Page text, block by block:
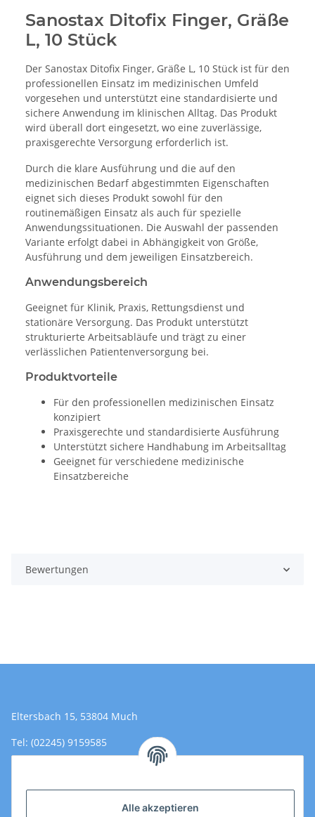
Alle akzeptieren
Sanostax Ditofix Finger, Gräße
L, 10 Stück
Der Sanostax Ditofix Finger, Gräße L, 10 Stück ist für den
professionellen Einsatz im medizinischen Umfeld
vorgesehen und unterstützt eine standardisierte und
sichere Anwendung im klinischen Alltag. Das Produkt
wird überall dort eingesetzt, wo eine zuverlässige,
praxisgerechte Versorgung erforderlich ist.
Durch die klare Ausführung und die auf den
medizinischen Bedarf abgestimmten Eigenschaften
eignet sich dieses Produkt sowohl für den
routinemäßigen Einsatz als auch für spezielle
Anwendungssituationen. Die Auswahl der passenden
Variante erfolgt dabei in Abhängigkeit von Größe,
Ausführung und dem jeweiligen Einsatzbereich.
Anwendungsbereich
Geeignet für Klinik, Praxis, Rettungsdienst und
stationäre Versorgung. Das Produkt unterstützt
strukturierte Arbeitsabläufe und trägt zu einer
verlässlichen Patientenversorgung bei.
Produktvorteile
Für den professionellen medizinischen Einsatz
konzipiert
Praxisgerechte und standardisierte Ausführung
Unterstützt sichere Handhabung im Arbeitsalltag
Geeignet für verschiedene medizinische
Einsatzbereiche
Bewertungen
Eltersbach 15, 53804 Much
Tel: (02245) 9159585
Email: Kontakt@toromedical.de
Öffnungszeiten (Mo-Fr.) 8:00 - 17:00